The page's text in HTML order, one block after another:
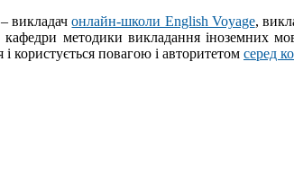
– викладачонлайн-школи English Voyage,
кафедри методики викладання іноземних
користується повагою і авторитетом серед